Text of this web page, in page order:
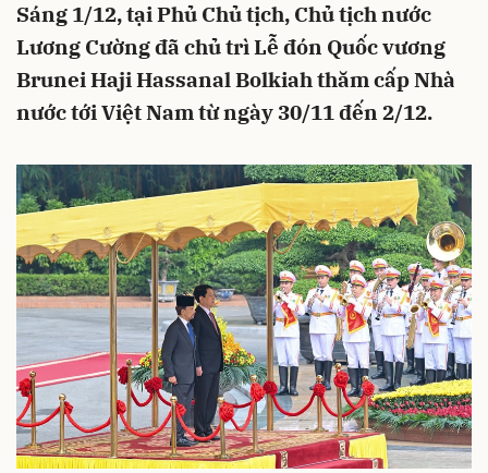
Sáng 1/12, tại Phủ Chủ tịch, Chủ tịch nước
Lương Cường đã chủ trì Lễ đón Quốc vương
Brunei Haji Hassanal Bolkiah thăm cấp Nhà
nước tới Việt Nam từ ngày 30/11 đến 2/12.